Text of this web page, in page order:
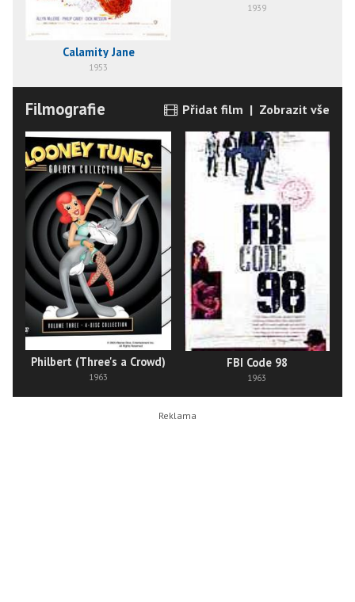
Calamity Jane
1953
1939
Filmografie Přidat film | Zobrazit vše
Philbert (Three's a Crowd)
1963
FBI Code 98
1963